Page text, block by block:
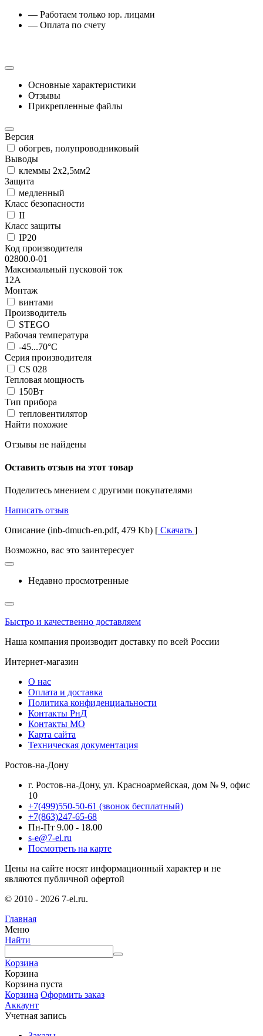
— Работаем только юр. лицами
— Оплата по счету
Основные характеристики
Отзывы
Прикрепленные файлы
Версия
обогрев, полупроводниковый
Выводы
клеммы 2x2,5мм2
Защита
медленный
Класс безопасности
II
Класс защиты
IP20
Код производителя
02800.0-01
Максимальный пусковой ток
12А
Монтаж
винтами
Производитель
STEGO
Рабочая температура
-45...70°C
Серия производителя
CS 028
Тепловая мощность
150Вт
Тип прибора
тепловентилятор
Найти похожие
Отзывы не найдены
Оставить отзыв на этот товар
Поделитесь мнением с другими покупателями
Написать отзыв
Описание (inb-dmuch-en.pdf, 479 Kb) [ Скачать ]
Возможно, вас это заинтересует
Недавно просмотренные
Быстро и качественно доставляем
Наша компания производит доставку по всей России
Интернет-магазин
О нас
Оплата и доставка
Политика конфиденциальности
Контакты РнД
Контакты МО
Карта сайта
Техническая документация
Ростов-на-Дону
г. Ростов-на-Дону, ул. Красноармейская, дом № 9, офис
10
+7(499)550-50-61 (звонок бесплатный)
+7(863)247-65-68
Пн-Пт 9.00 - 18.00
s-e@7-el.ru
Посмотреть на карте
Цены на сайте носят информационный характер и не
являются публичной офертой
© 2010 - 2026 7-el.ru.
Главная
Меню
Найти
Корзина
Корзина
Корзина пуста
Корзина Оформить заказ
Аккаунт
Учетная запись